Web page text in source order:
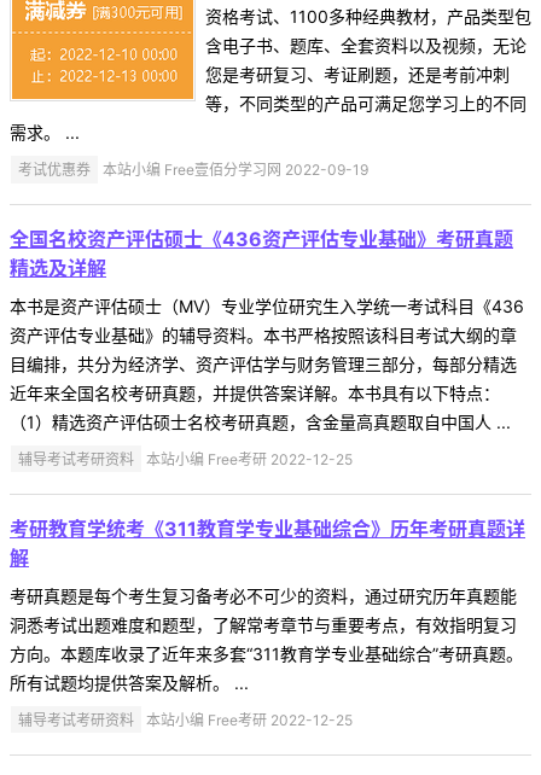
资格考试、1100多种经典教材，产品类型包
含电子书、题库、全套资料以及视频，无论
您是考研复习、考证刷题，还是考前冲刺
等，不同类型的产品可满足您学习上的不同
需求。 ...
考试优惠券 本站小编 Free壹佰分学习网 2022-09-19
全国名校资产评估硕士《436资产评估专业基础》考研真题
精选及详解
本书是资产评估硕士（MV）专业学位研究生入学统一考试科目《436
资产评估专业基础》的辅导资料。本书严格按照该科目考试大纲的章
目编排，共分为经济学、资产评估学与财务管理三部分，每部分精选
近年来全国名校考研真题，并提供答案详解。本书具有以下特点：
（1）精选资产评估硕士名校考研真题，含金量高真题取自中国人 ...
辅导考试考研资料 本站小编 Free考研 2022-12-25
考研教育学统考《311教育学专业基础综合》历年考研真题详
解
考研真题是每个考生复习备考必不可少的资料，通过研究历年真题能
洞悉考试出题难度和题型，了解常考章节与重要考点，有效指明复习
方向。本题库收录了近年来多套“311教育学专业基础综合”考研真题。
所有试题均提供答案及解析。 ...
辅导考试考研资料 本站小编 Free考研 2022-12-25